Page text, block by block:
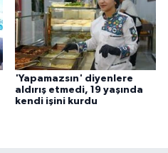
'Yapamazsın' diyenlere
aldırış etmedi, 19 yaşında
kendi işini kurdu